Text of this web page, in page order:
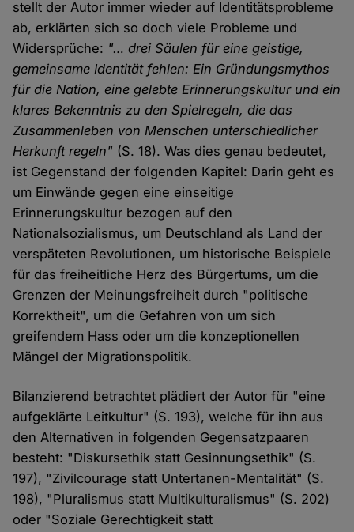
stellt der Autor immer wieder auf Identitätsprobleme
ab, erklärten sich so doch viele Probleme und
Widersprüche: "… drei Säulen für eine geistige,
gemeinsame Identität fehlen: Ein Gründungsmythos
für die Nation, eine gelebte Erinnerungskultur und ein
klares Bekenntnis zu den Spielregeln, die das
Zusammenleben von Menschen unterschiedlicher
Herkunft regeln" (S. 18). Was dies genau bedeutet,
ist Gegenstand der folgenden Kapitel: Darin geht es
um Einwände gegen eine einseitige
Erinnerungskultur bezogen auf den
Nationalsozialismus, um Deutschland als Land der
verspäteten Revolutionen, um historische Beispiele
für das freiheitliche Herz des Bürgertums, um die
Grenzen der Meinungsfreiheit durch "politische
Korrektheit", um die Gefahren von um sich
greifendem Hass oder um die konzeptionellen
Mängel der Migrationspolitik.
Bilanzierend betrachtet plädiert der Autor für "eine
aufgeklärte Leitkultur" (S. 193), welche für ihn aus
den Alternativen in folgenden Gegensatzpaaren
besteht: "Diskursethik statt Gesinnungsethik" (S.
197), "Zivilcourage statt Untertanen-Mentalität" (S.
198), "Pluralismus statt Multikulturalismus" (S. 202)
oder "Soziale Gerechtigkeit statt